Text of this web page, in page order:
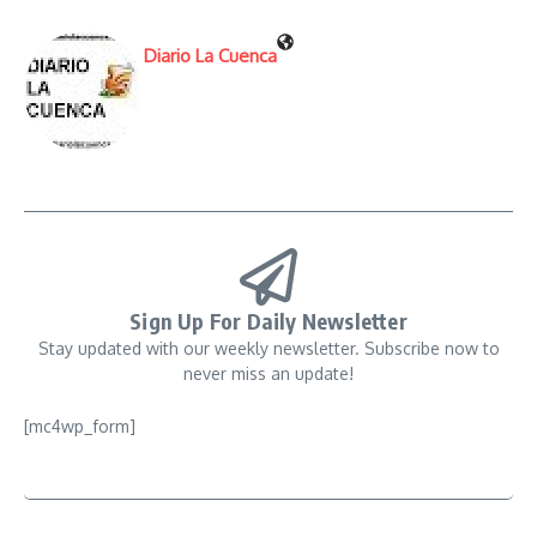
Diario La Cuenca
Sign Up For Daily Newsletter
Stay updated with our weekly newsletter. Subscribe now to
never miss an update!
[mc4wp_form]